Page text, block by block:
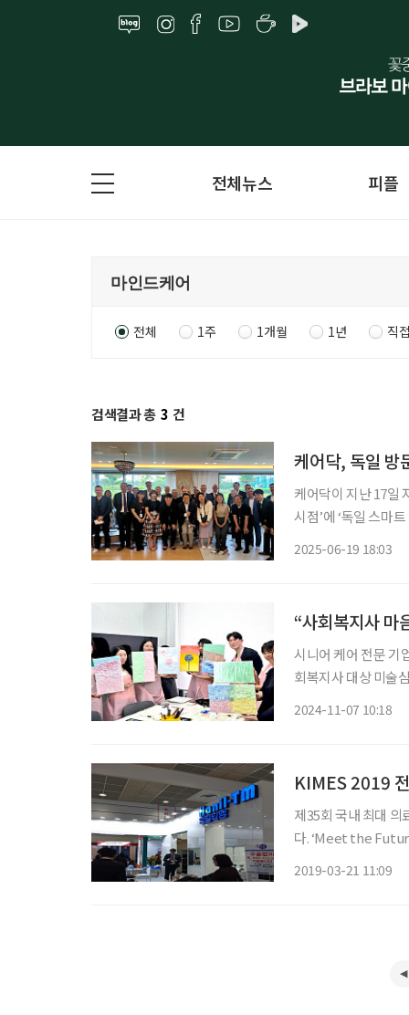
전체뉴스 피플
전체 1주 1개월 1년 직
검색결과 총 3 건
케어닥, 독일 방
케어닥이 지난 17일
시점’에 ‘독일 스마트 리
2025-06-19 18:03
“사회복지사 마
시니어 케어 전문 기
회복지사 대상 미술심리치유 프로그
2024-11-07 10:18
KIMES 2019 전
제35회 국내 최대 의
다. ‘Meet the
2019-03-21 11:09